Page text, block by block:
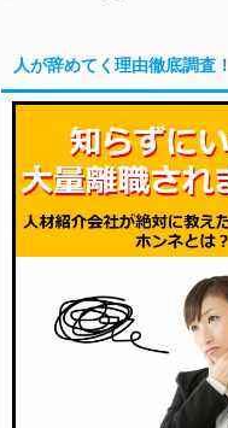
人が辞めてく理由徹底調査！